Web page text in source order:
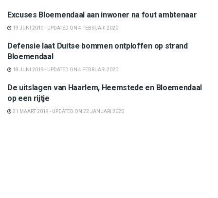
Excuses Bloemendaal aan inwoner na fout ambtenaar
19 JUNI 2019 - UPDATED ON 4 FEBRUARI 2020
Defensie laat Duitse bommen ontploffen op strand
Bloemendaal
18 JUNI 2019 - UPDATED ON 4 FEBRUARI 2020
De uitslagen van Haarlem, Heemstede en Bloemendaal
op een rijtje
21 MAART 2019 - UPDATED ON 22 JANUARI 2020